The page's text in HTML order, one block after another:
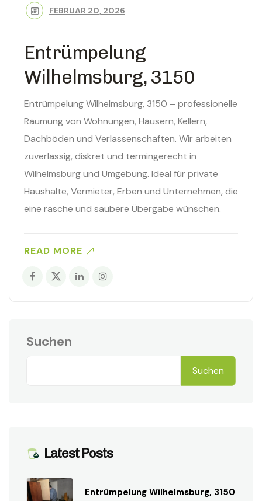
Entrümpelung
Wilhelmsburg, 3150
FEBRUAR 20, 2026
Entrümpelung Wilhelmsburg, 3150 – professionelle
Räumung von Wohnungen, Häusern, Kellern,
Dachböden und Verlassenschaften. Wir arbeiten
zuverlässig, diskret und termingerecht in
Wilhelmsburg und Umgebung. Ideal für private
Haushalte, Vermieter, Erben und Unternehmen, die
eine rasche und saubere Übergabe wünschen.
READ MORE
Suchen
Suchen
Latest Posts
Entrümpelung Wilhelmsburg, 3150